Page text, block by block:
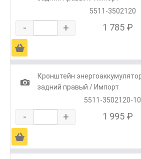
5511-3502120
- + 1 785 ₽
Ä
1
Кронштейн
задний правый / Импорт
5511-3502120-10
- + 1 995 ₽
Ä